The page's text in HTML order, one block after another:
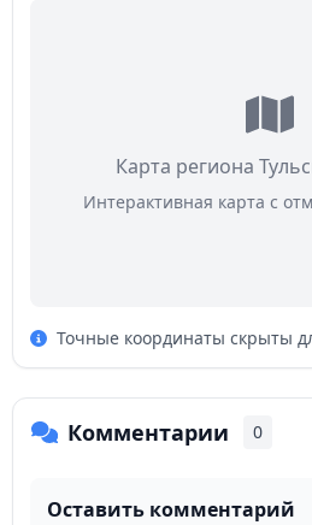
Карта региона
Интерактивная карта с
Точные координаты скрыты
Комментарии 0
Оставить комментарий